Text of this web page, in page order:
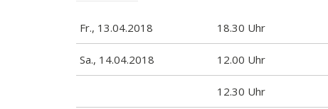
Fr., 13.04.2018 18.30 Uhr
Sa., 14.04.2018 12.00 Uhr
12.30 Uhr